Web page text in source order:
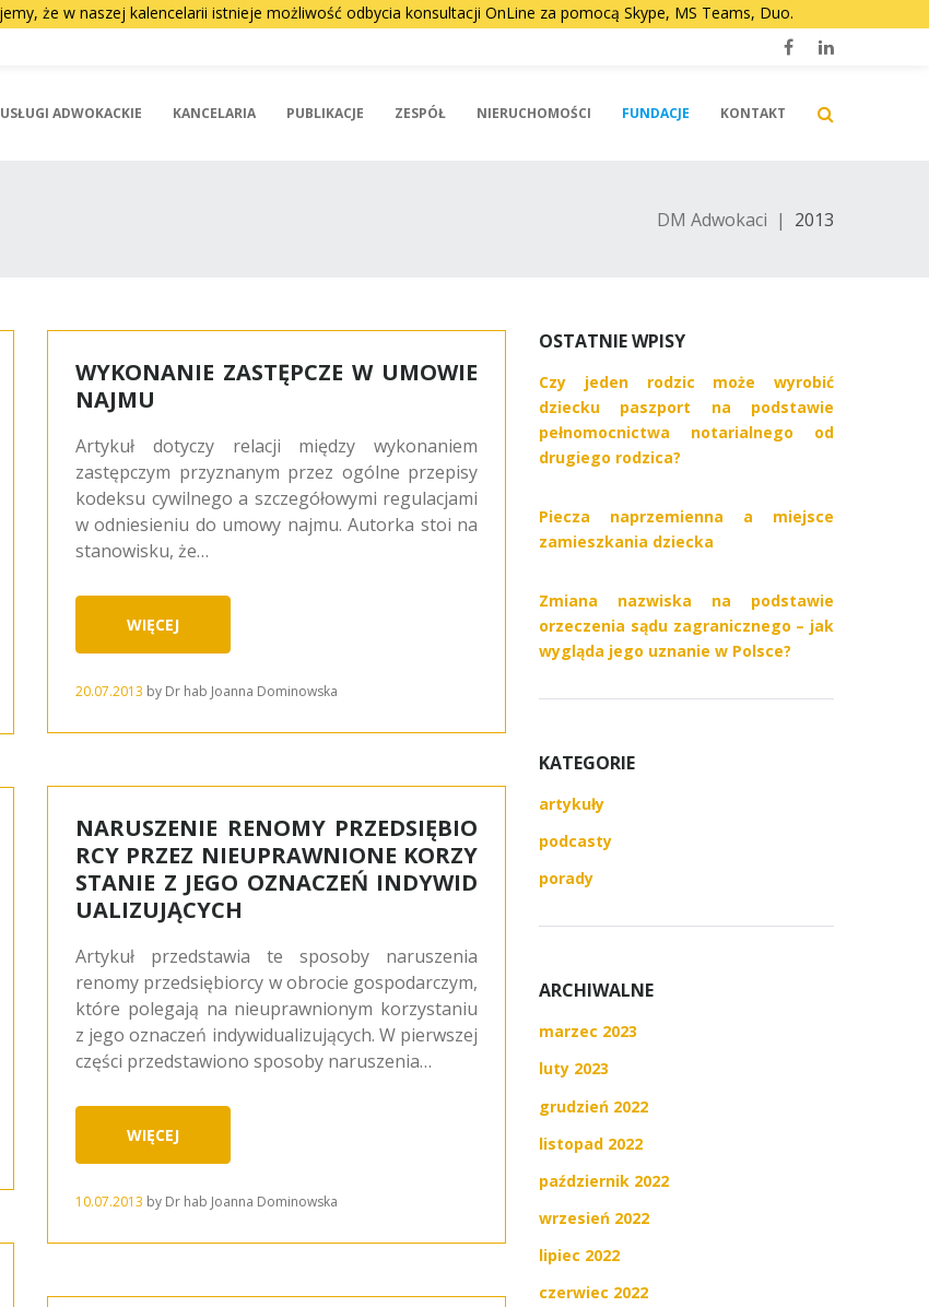
że w naszej kalencelarii istnieje możliwość odbycia konsultacji OnLine za pomocą Skype, MS Teams, Duo.
USŁUGI ADWOKACKIE KANCELARIA PUBLIKACJE ZESPÓŁ NIERUCHOMOŚCI FUNDACJE KONTAKT
DM Adwokaci | 2013
WYKONANIE ZASTĘPCZE W UMOWIE
NAJMU
Artykuł dotyczy relacji między wykonaniem
zastępczym przyznanym przez ogólne przepisy
kodeksu cywilnego a szczegółowymi regulacjami
w odniesieniu do umowy najmu. Autorka stoi na
stanowisku, że…
WIĘCEJ
20.07.2013 by Dr hab Joanna Dominowska
NARUSZENIE RENOMY PRZEDSIĘBIO
RCY PRZEZ NIEUPRAWNIONE KORZY
STANIE Z JEGO OZNACZEŃ INDYWID
UALIZUJĄCYCH
Artykuł przedstawia te sposoby naruszenia
renomy przedsiębiorcy w obrocie gospodarczym,
które polegają na nieuprawnionym korzystaniu
z jego oznaczeń indywidualizujących. W pierwszej
części przedstawiono sposoby naruszenia…
WIĘCEJ
10.07.2013 by Dr hab Joanna Dominowska
OSTATNIE WPISY
Czy jeden rodzic może wyrobić
dziecku paszport na podstawie
pełnomocnictwa notarialnego od
drugiego rodzica?
Piecza naprzemienna a miejsce
zamieszkania dziecka
Zmiana nazwiska na podstawie
orzeczenia sądu zagranicznego – jak
wygląda jego uznanie w Polsce?
KATEGORIE
artykuły
podcasty
porady
ARCHIWALNE
marzec 2023
luty 2023
grudzień 2022
listopad 2022
październik 2022
wrzesień 2022
lipiec 2022
czerwiec 2022